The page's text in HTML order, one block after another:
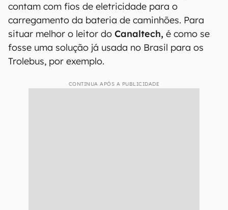
contam com fios de eletricidade para o
carregamento da bateria de caminhões. Para
situar melhor o leitor do Canaltech, é como se
fosse uma solução já usada no Brasil para os
Trolebus, por exemplo.
CONTINUA APÓS A PUBLICIDADE